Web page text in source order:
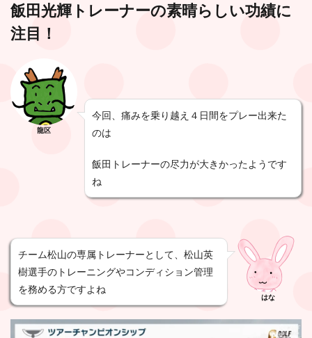
飯田光輝トレーナーの素晴らしい功績に
注目！
龍区
今回、痛みを乗り越え４日間をプレー出来た
のは
飯田トレーナーの尽力が大きかったようです
ね
チーム松山の専属トレーナーとして、松山英
樹選手のトレーニングやコンディション管理
を務める方ですよね
はな